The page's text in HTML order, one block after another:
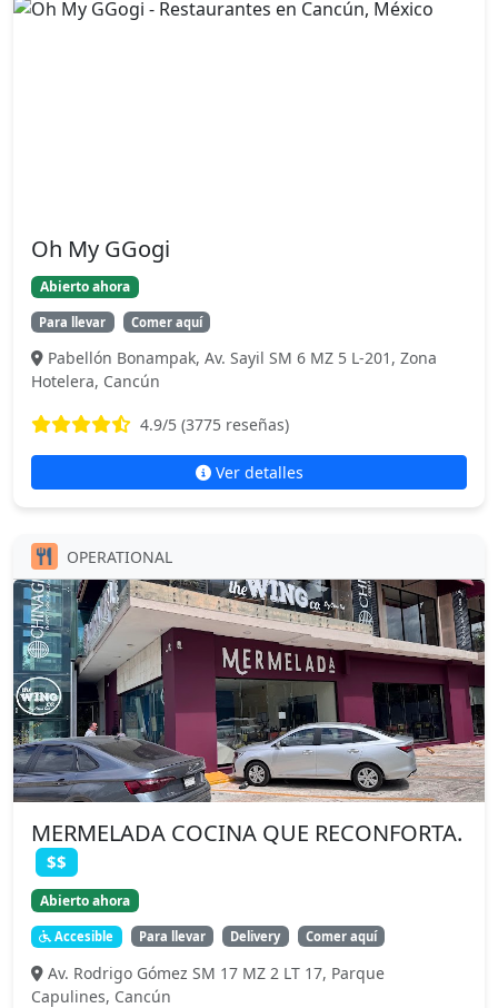
Oh My GGogi
Abierto ahora
Para llevar Comer aquí
Pabellón Bonampak, Av. Sayil SM 6 MZ 5 L-201, Zona
Hotelera, Cancún
4.9/5 (3775 reseñas)
Ver detalles
OPERATIONAL
MERMELADA COCINA QUE RECONFORTA.
$$
Abierto ahora
Accesible Para llevar Delivery Comer aquí
Av. Rodrigo Gómez SM 17 MZ 2 LT 17, Parque
Capulines, Cancún